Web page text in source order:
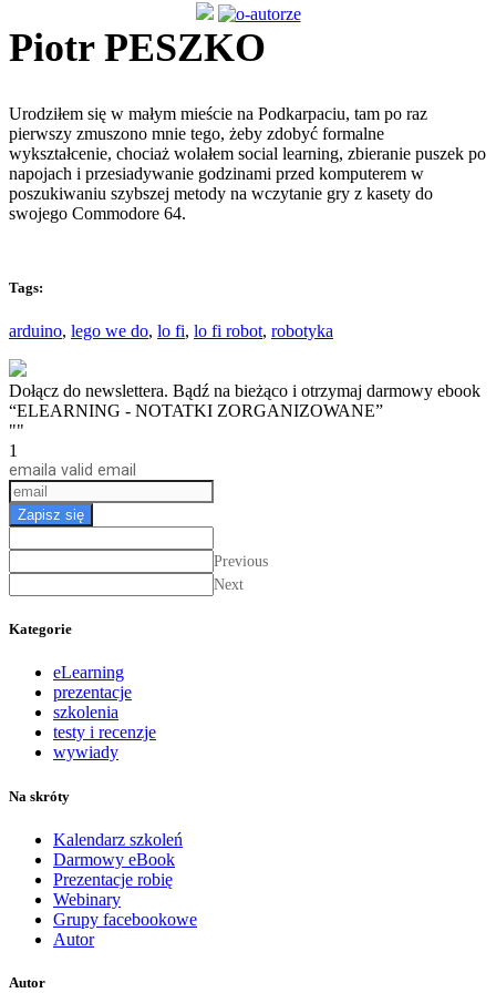
Piotr PESZKO
Urodziłem się w małym mieście na Podkarpaciu, tam po raz
pierwszy zmuszono mnie tego, żeby zdobyć formalne
wykształcenie, chociaż wolałem social learning, zbieranie puszek po
napojach i przesiadywanie godzinami przed komputerem w
poszukiwaniu szybszej metody na wczytanie gry z kasety do
swojego Commodore 64.
Tags:
arduino, lego we do, lo fi, lo fi robot, robotyka
Dołącz do newslettera. Bądź na bieżąco i otrzymaj darmowy ebook
“ELEARNING - NOTATKI ZORGANIZOWANE”
""
1
email a valid email
Zapisz się
Previous
Next
Kategorie
eLearning
prezentacje
szkolenia
testy i recenzje
wywiady
Na skróty
Kalendarz szkoleń
Darmowy eBook
Prezentacje robię
Webinary
Grupy facebookowe
Autor
Autor